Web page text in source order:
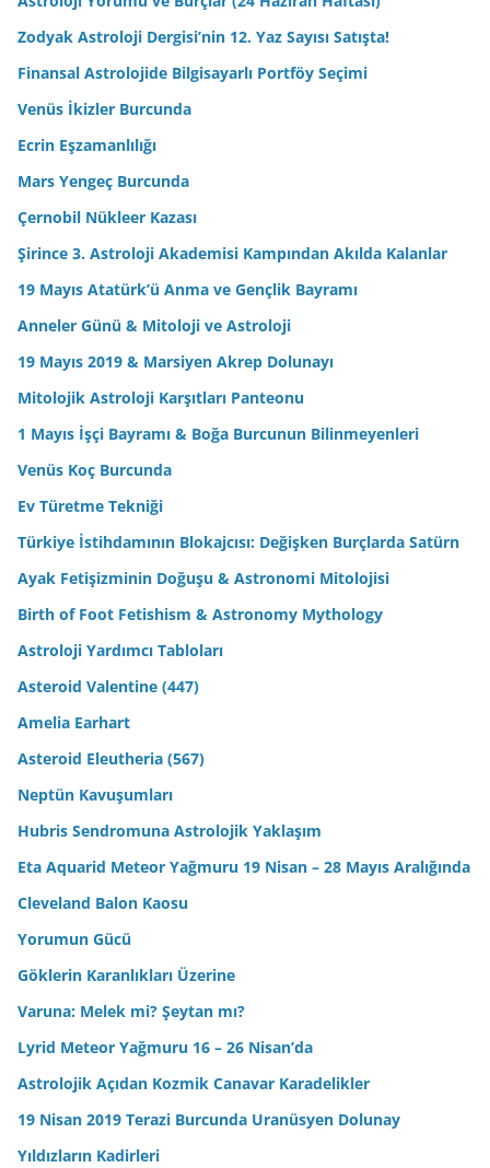
Zodyak Astroloji Dergisi’nin 12. Yaz Sayısı Satışta!
Finansal Astrolojide Bilgisayarlı Portföy Seçimi
Venüs İkizler Burcunda
Ecrin Eşzamanlılığı
Mars Yengeç Burcunda
Çernobil Nükleer Kazası
Şirince 3. Astroloji Akademisi Kampından Akılda Kalanlar
19 Mayıs Atatürk’ü Anma ve Gençlik Bayramı
Anneler Günü & Mitoloji ve Astroloji
19 Mayıs 2019 & Marsiyen Akrep Dolunayı
Mitolojik Astroloji Karşıtları Panteonu
1 Mayıs İşçi Bayramı & Boğa Burcunun Bilinmeyenleri
Venüs Koç Burcunda
Ev Türetme Tekniği
Türkiye İstihdamının Blokajcısı: Değişken Burçlarda Satürn
Ayak Fetişizminin Doğuşu & Astronomi Mitolojisi
Birth of Foot Fetishism & Astronomy Mythology
Astroloji Yardımcı Tabloları
Asteroid Valentine (447)
Amelia Earhart
Asteroid Eleutheria (567)
Neptün Kavuşumları
Hubris Sendromuna Astrolojik Yaklaşım
Eta Aquarid Meteor Yağmuru 19 Nisan – 28 Mayıs Aralığında
Cleveland Balon Kaosu
Yorumun Gücü
Göklerin Karanlıkları Üzerine
Varuna: Melek mi? Şeytan mı?
Lyrid Meteor Yağmuru 16 – 26 Nisan’da
Astrolojik Açıdan Kozmik Canavar Karadelikler
19 Nisan 2019 Terazi Burcunda Uranüsyen Dolunay
Yıldızların Kadirleri